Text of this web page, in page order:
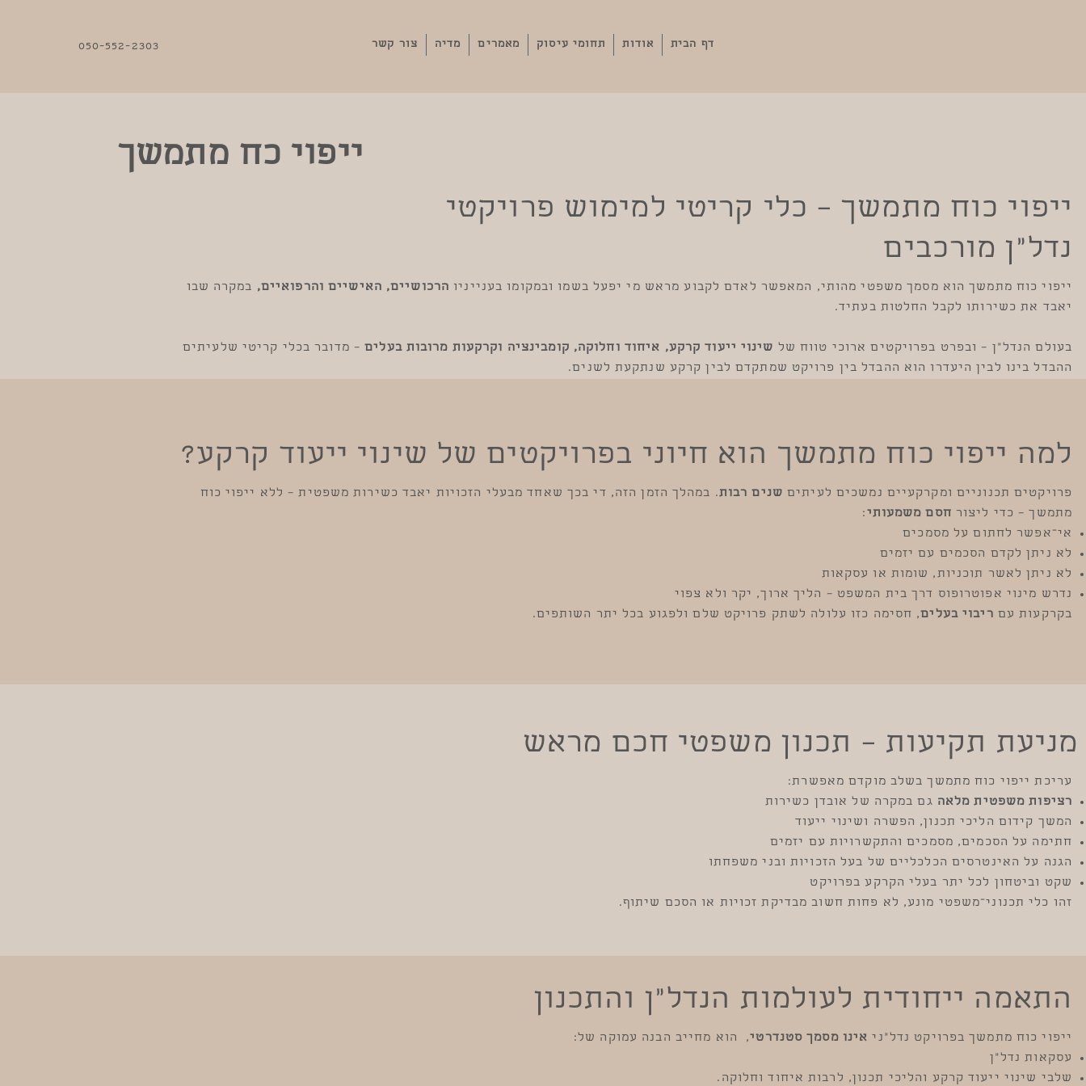
050-552-2303 דף הבית אודות תחומי עיסוק מאמרים מדיה צור קשר
ייפוי כח מתמשך
ייפוי כוח מתמשך – כלי קריטי למימוש פרויקטי
נדל״ן מורכבים
ייפוי כוח מתמשך הוא מסמך משפטי מהותי, המאפשר לאדם לקבוע מראש מי יפעל בשמו ובמקומו בענייניו הרכושיים, האישיים והרפואיים, במקרה שבו
יאבד את כשירותו לקבל החלטות בעתיד.
בעולם הנדל״ן – ובפרט בפרויקטים ארוכי טווח של שינוי ייעוד קרקע, איחוד וחלוקה, קומבינציה וקרקעות מרובות בעלים– מדובר בכלי קריטי שלעיתים
ההבדל בינו לבין היעדרו הוא ההבדל בין פרויקט שמתקדם לבין קרקע שנתקעת לשנים.
למה ייפוי כוח מתמשך הוא חיוני בפרויקטים של שינוי ייעוד קרקע?
פרויקטים תכנוניים ומקרקעיים נמשכים לעיתים שנים רבות. במהלך הזמן הזה, די בכך שאחד מבעלי הזכויות יאבד כשירות משפטית – ללא ייפוי כוח
מתמשך – כדי ליצור חסם משמעותי:
אי־אפשר לחתום על מסמכים
לא ניתן לקדם הסכמים עם יזמים
לא ניתן לאשר תוכניות, שומות או עסקאות
נדרש מינוי אפוטרופוס דרך בית המשפט – הליך ארוך, יקר ולא צפוי
בקרקעות עם ריבוי בעלים, חסימה כזו עלולה לשתק פרויקט שלם ולפגוע בכל יתר השותפים.
מניעת תקיעות – תכנון משפטי חכם מראש
עריכת ייפוי כוח מתמשך בשלב מוקדם מאפשרת:
רציפות משפטית מלאה גם במקרה של אובדן כשירות
המשך קידום הליכי תכנון, הפשרה ושינוי ייעוד
חתימה על הסכמים, מסמכים והתקשרויות עם יזמים
הגנה על האינטרסים הכלכליים של בעל הזכויות ובני משפחתו
שקט וביטחון לכל יתר בעלי הקרקע בפרויקט
זהו כלי תכנוני־משפטי מונע, לא פחות חשוב מבדיקת זכויות או הסכם שיתוף.
התאמה ייחודית לעולמות הנדל״ן והתכנון
ייפוי כוח מתמשך בפרויקט נדל״ני אינו מסמך סטנדרטי, הוא מחייב הבנה עמוקה של:
עסקאות נדל"ן
שלבי שינוי ייעוד קרקע והליכי תכנון, לרבות איחוד וחלוקה.